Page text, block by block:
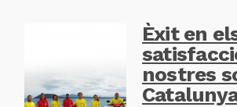
Èxit en
nostres